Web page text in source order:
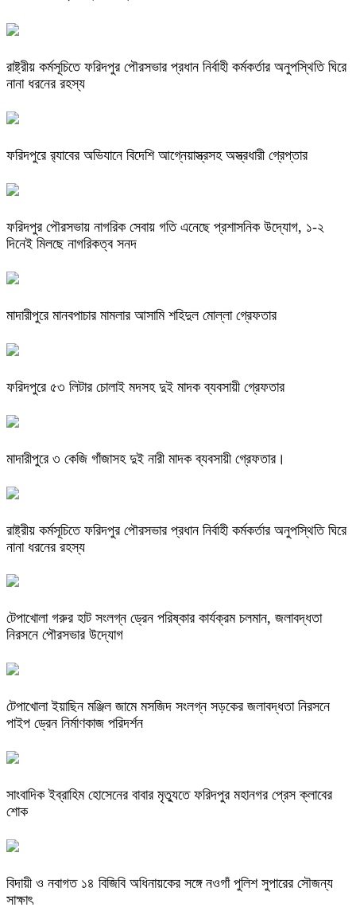
রাষ্ট্রীয় কর্মসূচিতে ফরিদপুর পৌরসভার প্রধান নির্বাহী কর্মকর্তার অনুপস্থিতি ঘিরে
নানা ধরনের রহস্য
ফরিদপুরে র‌্যাবের অভিযানে বিদেশি আগ্নেয়াস্ত্রসহ অস্ত্রধারী গ্রেপ্তার
ফরিদপুর পৌরসভায় নাগরিক সেবায় গতি এনেছে প্রশাসনিক উদ্যোগ, ১-২
দিনেই মিলছে নাগরিকত্ব সনদ
মাদারীপুরে মানবপাচার মামলার আসামি শহিদুল মোল্লা গ্রেফতার
ফরিদপুরে ৫৩ লিটার চোলাই মদসহ দুই মাদক ব্যবসায়ী গ্রেফতার
মাদারীপুরে ৩ কেজি গাঁজাসহ দুই নারী মাদক ব্যবসায়ী গ্রেফতার।
রাষ্ট্রীয় কর্মসূচিতে ফরিদপুর পৌরসভার প্রধান নির্বাহী কর্মকর্তার অনুপস্থিতি ঘিরে
নানা ধরনের রহস্য
টেপাখোলা গরুর হাট সংলগ্ন ড্রেন পরিষ্কার কার্যক্রম চলমান, জলাবদ্ধতা
নিরসনে পৌরসভার উদ্যোগ
টেপাখোলা ইয়াছিন মঞ্জিল জামে মসজিদ সংলগ্ন সড়কের জলাবদ্ধতা নিরসনে
পাইপ ড্রেন নির্মাণকাজ পরিদর্শন
সাংবাদিক ইব্রাহিম হোসেনের বাবার মৃত্যুতে ফরিদপুর মহানগর প্রেস ক্লাবের
শোক
বিদায়ী ও নবাগত ১৪ বিজিবি অধিনায়কের সঙ্গে নওগাঁ পুলিশ সুপারের সৌজন্য
সাক্ষাৎ